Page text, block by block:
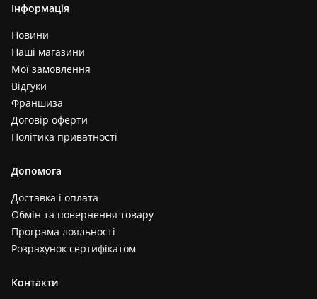
Інформація
Новини
Наші магазини
Мої замовлення
Відгуки
Франшиза
Договір оферти
Політика приватності
Допомога
Доставка і оплата
Обмін та повернення товару
Програма лояльності
Розрахунок сертифікатом
Контакти